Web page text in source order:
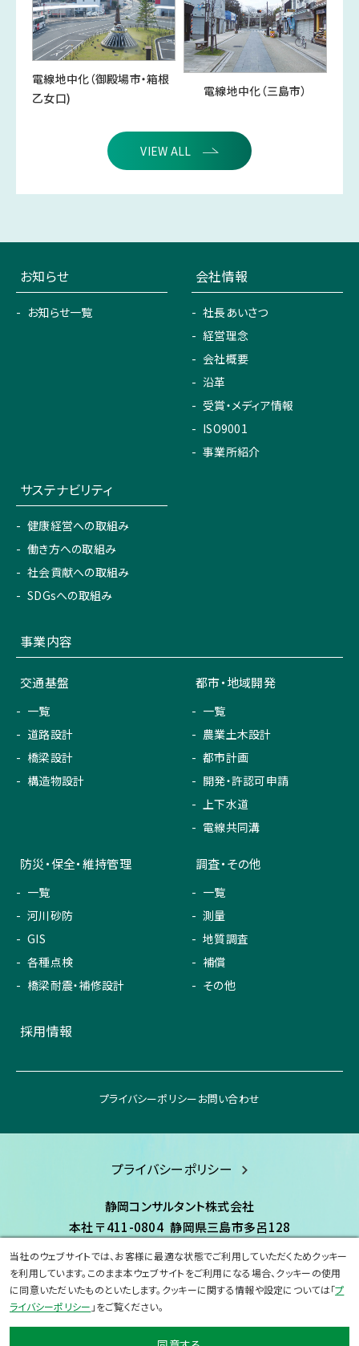
電線地中化（御殿場市・箱根
乙女口)
電線地中化（三島市）
VIEW ALL
お知らせ
お知らせ一覧
会社情報
社長あいさつ
経営理念
会社概要
沿革
受賞・メディア情報
ISO9001
事業所紹介
サステナビリティ
健康経営への取組み
働き方への取組み
社会貢献への取組み
SDGsへの取組み
事業内容
交通基盤
一覧
道路設計
橋梁設計
構造物設計
都市・地域開発
一覧
農業土木設計
都市計画
開発・許認可申請
上下水道
電線共同溝
防災・保全・維持管理
一覧
河川砂防
GIS
各種点検
橋梁耐震・補修設計
調査・その他
一覧
測量
地質調査
補償
その他
採用情報
プライバシーポリシーお問い合わせ
プライバシーポリシー
静岡コンサルタント株式会社
本社〒411-0804静岡県三島市多呂128
©Copyright 2023 shizuoka-consultant.All Rights Reserved.
当社のウェブサイトでは、お客様に最適な状態でご利用していただくためクッキー
を利用しています。このまま本ウェブサイトをご利用になる場合、クッキーの使用
に同意いただいたものといたします。クッキーに関する情報や設定については「プ
ライバシーポリシー 」をご覧ください。